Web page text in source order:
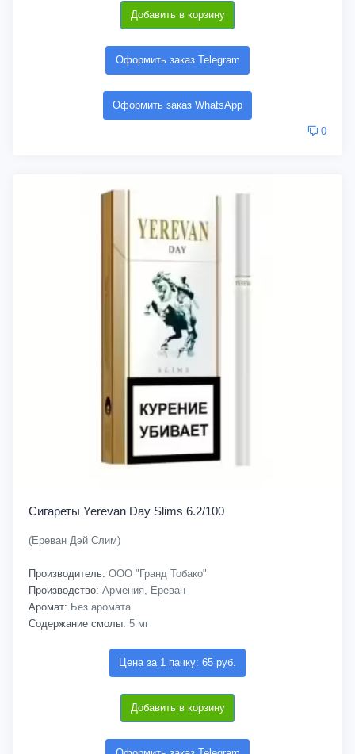
Добавить в корзину
Оформить заказ Telegram
Оформить заказ WhatsApp
0
Сигареты Yerevan Day Slims 6.2/100
(Ереван Дэй Слим)
Производитель: ООО "Гранд Тобако"
Производство: Армения, Ереван
Аромат: Без аромата
Содержание смолы: 5 мг
Цена за 1 пачку: 65 руб.
Добавить в корзину